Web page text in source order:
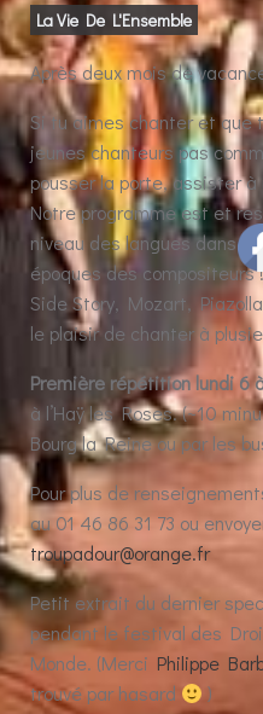
La Vie De L'Ensemble
Après deux mois de
Si tu aimes chanter et que
jeunes chanteurs pas
pousser la porte, assister
Notre programme est et
niveau des langues dans
époques des compositeurs
Side Story, Mozart,
le plaisir de chanter à
Première répétition lundi 6
à l’Haÿ les Roses. (~10
Bourg la Reine ou par les
Pour plus de
au 01 46 86 31 73 ou
troupadour@orange.fr
Petit extrait du dernier
pendant le festival des
Monde. (Merci Philippe
trouvé par hasard
)